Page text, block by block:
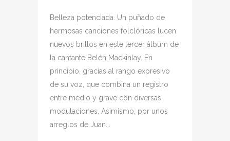
Belleza potenciada. Un puñado de
hermosas canciones folclóricas lucen
nuevos brillos en este tercer álbum de
la cantante Belén Mackinlay. En
principio, gracias al rango expresivo
de su voz, que combina un registro
entre medio y grave con diversas
modulaciones. Asimismo, por unos
arreglos de Juan...